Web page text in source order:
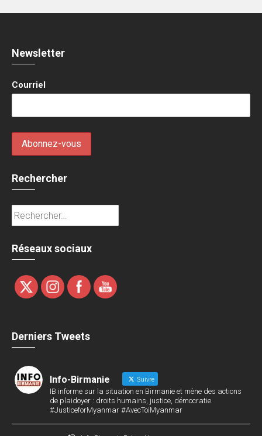
Newsletter
Courriel
Rechercher
Rechercher :
Réseaux sociaux
Derniers Tweets
Info-Birmanie Suivre
IB informe sur la situation en Birmanie et mène des actions
de plaidoyer : droits humains, justice, démocratie
#JusticeforMyanmar #AvecToiMyanmar